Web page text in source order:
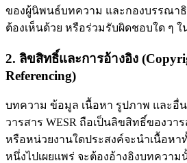
ของผู้นิพนธ์บทความ และกองบรรณาธิ
ต้องเห็นด้วย หรือร่วมรับผิดชอบใด ๆ ใ
2. ลิขสิทธิ์และการอ้างอิง
Referencing)
บทความ ข้อมูล เนื้อหา รูปภาพ และอื่
วารสาร WESR ถือเป็นลิขสิทธิ์ของวา
หรือหน่วยงานใดประสงค์จะนำเนื้อห
หนึ่งไปเผยแพร่ จะต้องอ้างอิงบทความ